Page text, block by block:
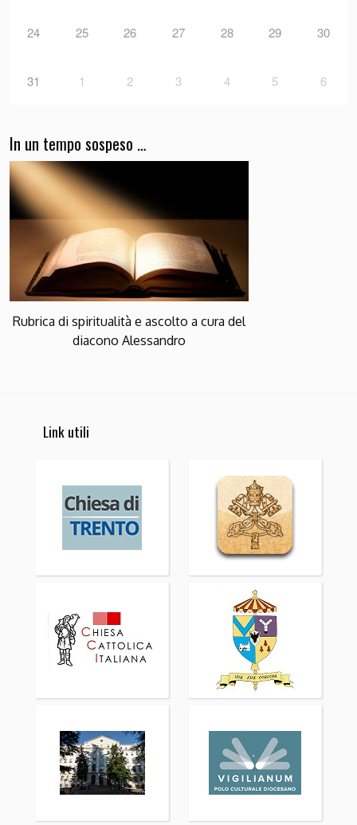
24 25 26 27 28 29 30
31 1 2 3 4 5 6
In un tempo sospeso …
Rubrica di spiritualità e ascolto a cura del
diacono Alessandro
Link utili